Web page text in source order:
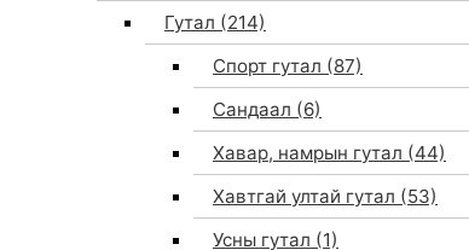
Гутал (214)
Спорт гутал (87)
Сандаал (6)
Хавар, намрын гутал (44)
Хавтгай ултай гутал (53)
Усны гутал (1)